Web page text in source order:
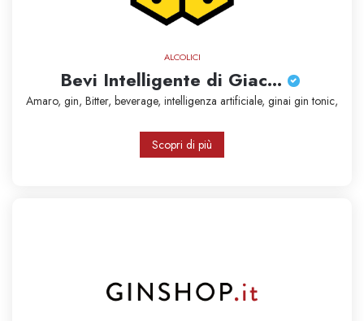
ALCOLICI
Bevi Intelligente di Giac...
Amaro, gin, Bitter, beverage, intelligenza artificiale, ginai gin tonic,
Scopri di più